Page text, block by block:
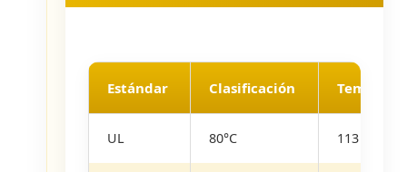
Estándar Clasificación
UL 80°C 113